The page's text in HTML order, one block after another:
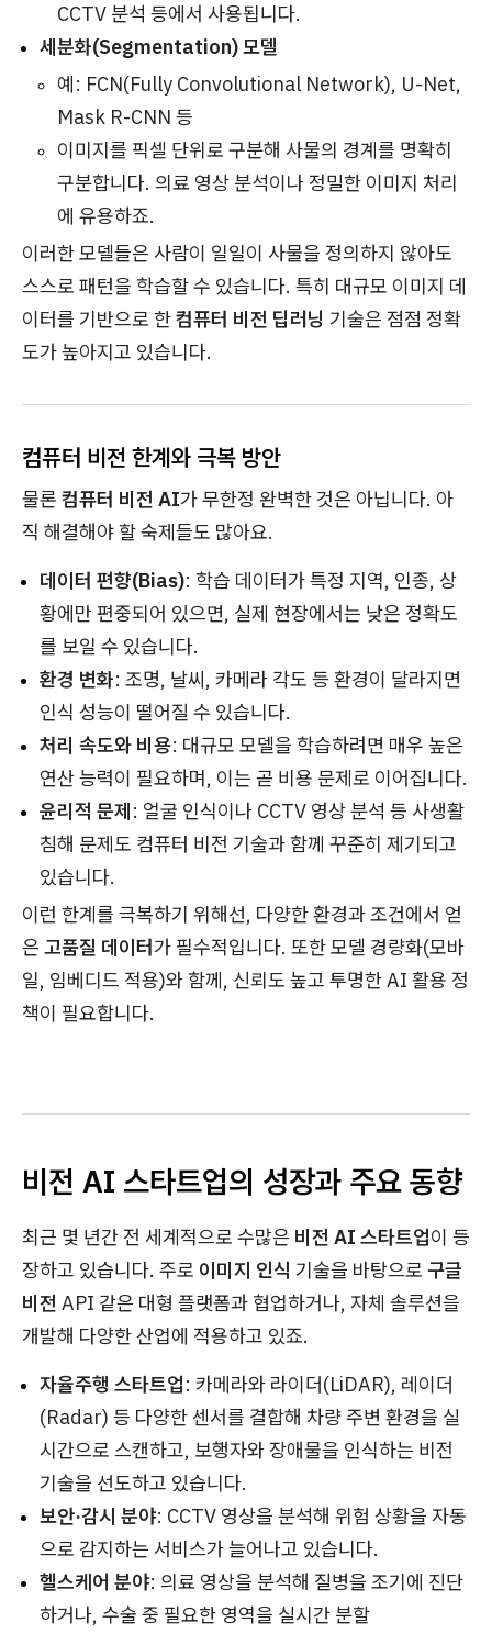
CCTV 분석 등에서 사용됩니다.
세분화(Segmentation) 모델
예: FCN(Fully Convolutional Network), U-Net,
Mask R-CNN 등
이미지를 픽셀 단위로 구분해 사물의 경계를 명확히
구분합니다. 의료 영상 분석이나 정밀한 이미지 처리
에 유용하죠.
이러한 모델들은 사람이 일일이 사물을 정의하지 않아도
스스로 패턴을 학습할 수 있습니다. 특히 대규모 이미지 데
이터를 기반으로 한컴퓨터 비전 딥러닝 기술은 점점 정확
도가 높아지고 있습니다.
컴퓨터 비전 한계와 극복 방안
물론 컴퓨터 비전 AI가 무한정 완벽한 것은 아닙니다. 아
직 해결해야 할 숙제들도 많아요.
데이터 편향(Bias): 학습 데이터가 특정 지역, 인종, 상
황에만 편중되어 있으면, 실제 현장에서는 낮은 정확도
를 보일 수 있습니다.
환경 변화: 조명, 날씨, 카메라 각도 등 환경이 달라지면
인식 성능이 떨어질 수 있습니다.
처리 속도와 비용: 대규모 모델을 학습하려면 매우 높은
연산 능력이 필요하며, 이는 곧 비용 문제로 이어집니다.
윤리적 문제: 얼굴 인식이나 CCTV 영상 분석 등 사생활
침해 문제도 컴퓨터 비전 기술과 함께 꾸준히 제기되고
있습니다.
이런 한계를 극복하기 위해선, 다양한 환경과 조건에서 얻
은 고품질 데이터가 필수적입니다. 또한 모델 경량화(모바
일, 임베디드 적용)와 함께, 신뢰도 높고 투명한 AI 활용 정
책이 필요합니다.
비전 AI 스타트업의 성장과 주요 동향
최근 몇 년간 전 세계적으로 수많은 비전 AI 스타트업이 등
장하고 있습니다. 주로 이미지 인식 기술을 바탕으로 구글
비전 API 같은 대형 플랫폼과 협업하거나, 자체 솔루션을
개발해 다양한 산업에 적용하고 있죠.
자율주행 스타트업: 카메라와 라이더(LiDAR), 레이더
(Radar) 등 다양한 센서를 결합해 차량 주변 환경을 실
시간으로 스캔하고, 보행자와 장애물을 인식하는 비전
기술을 선도하고 있습니다.
보안·감시 분야: CCTV 영상을 분석해 위험 상황을 자동
으로 감지하는 서비스가 늘어나고 있습니다.
헬스케어 분야: 의료 영상을 분석해 질병을 조기에 진단
하거나, 수술 중 필요한 영역을 실시간 분할